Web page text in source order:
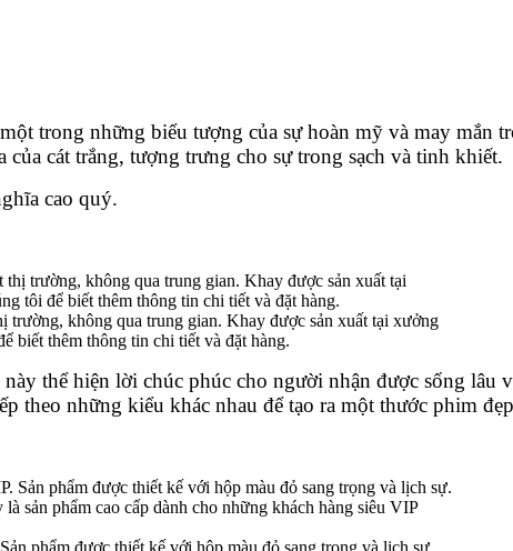
trong những biểu tượng của sự hoàn mỹ và may mắn
cát trắng, tượng trưng cho sự trong sạch và tinh khiết.
cao quý.
trường, không qua trung gian. Khay được sản xuất tại xưởng
biết thêm thông tin chi tiết và đặt hàng.
thể hiện lời chúc phúc cho người nhận được sống lâu
theo những kiểu khác nhau để tạo ra một thước phim
phẩm được thiết kế với hộp màu đỏ sang trọng và lịch sự.